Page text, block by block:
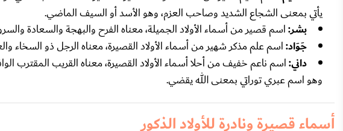
يأتي بمعنى الشجاع الشديد وصاحب العزم، وهو الأسد أو السيف الماضي.
بشر:اسم قصير من أسماء الأولاد الجميلة، معناه الفرح والبهجة والسعادة
جَوَاد:اسم علم مذكر شهير من أسماء الأولاد القصيرة، معناه الرجل ذو السخاء
داني:اسم ناعم خفيف من أحلا أسماء الأولاد القصيرة، معناه القريب المقترب
وهو اسم عبري توراتي بمعنى الله يقضي.
أسماء قصيرة ونادرة للأولاد الذكور